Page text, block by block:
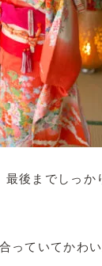
後までしっか
っていてかわ